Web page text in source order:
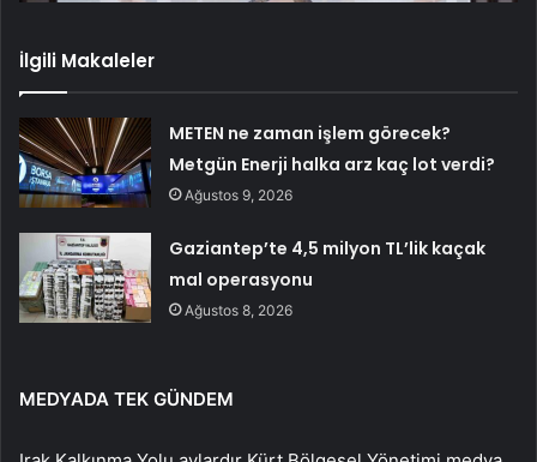
İlgili Makaleler
METEN ne zaman işlem görecek?
Metgün Enerji halka arz kaç lot verdi?
Ağustos 9, 2026
Gaziantep’te 4,5 milyon TL’lik kaçak
mal operasyonu
Ağustos 8, 2026
MEDYADA TEK GÜNDEM